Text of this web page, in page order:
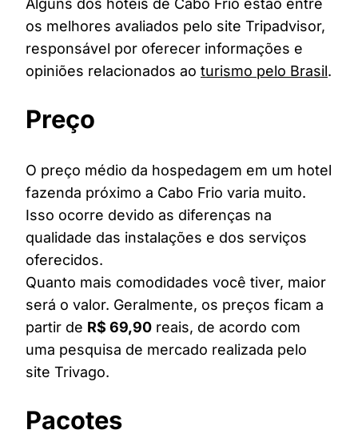
Alguns dos hotéis de Cabo Frio estão entre
os melhores avaliados pelo site Tripadvisor,
responsável por oferecer informações e
opiniões relacionados ao turismo pelo Brasil.
Preço
O preço médio da hospedagem em um hotel
fazenda próximo a Cabo Frio varia muito.
Isso ocorre devido as diferenças na
qualidade das instalações e dos serviços
oferecidos.
Quanto mais comodidades você tiver, maior
será o valor. Geralmente, os preços ficam a
partir de R$ 69,90 reais, de acordo com
uma pesquisa de mercado realizada pelo
site Trivago.
Pacotes